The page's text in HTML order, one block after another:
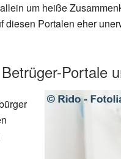
um heiße
diesen Portalen eher
Portale